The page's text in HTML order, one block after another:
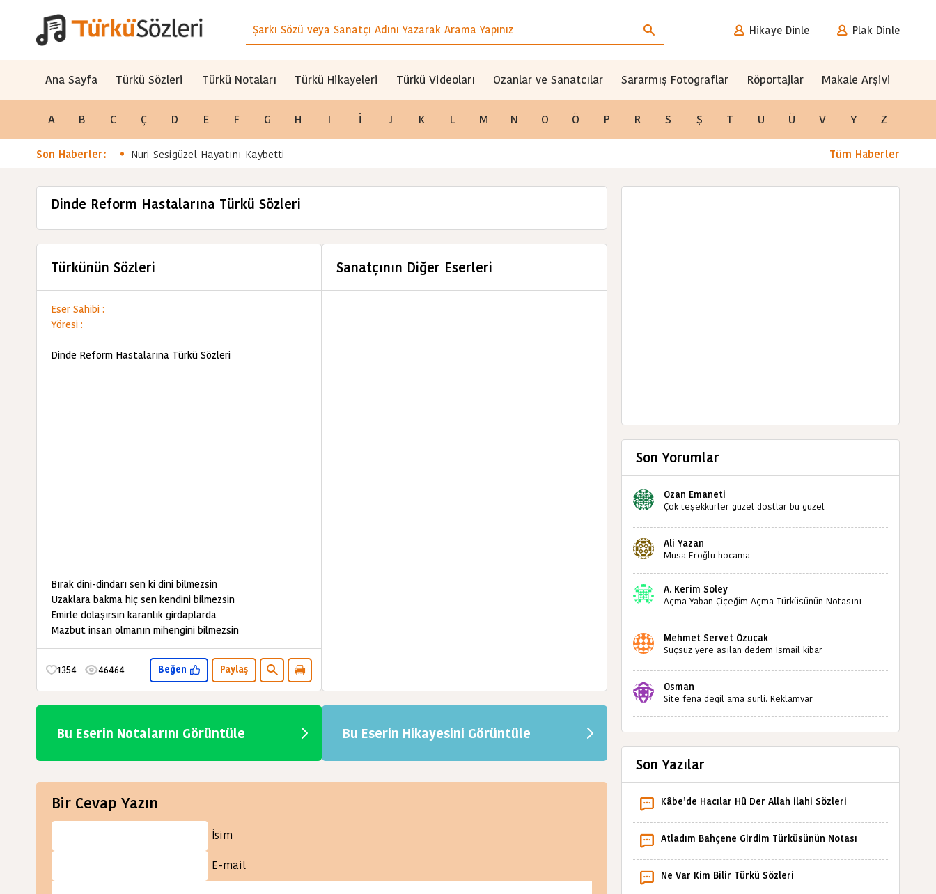
Hikaye Dinle Plak Dinle
Ana Sayfa Türkü Sözleri Türkü Notaları Türkü Hikayeleri Türkü Videoları Ozanlar ve Sanatcılar Sararmış Fotograflar Röportajlar Makale Arşivi
A B C Ç D E F G H I İ J K L M N O Ö P R S Ş T U Ü V Y Z
Son Haberler: Nuri Sesigüzel Hayatını Kaybetti Tüm Haberler
Dinde Reform Hastalarına Türkü Sözleri
Türkünün Sözleri
Eser Sahibi :
Yöresi :
Dinde Reform Hastalarına Türkü Sözleri
Bırak dini-dindarı sen ki dini bilmezsin
Uzaklara bakma hiç sen kendini bilmezsin
Emirle dolaşırsın karanlık girdaplarda
Mazbut insan olmanın mihengini bilmezsin
1354 46464 Beğen Paylaş
Sanatçının Diğer Eserleri
Bu Eserin Notalarını Görüntüle Bu Eserin Hikayesini Görüntüle
Bir Cevap Yazın
İsim
E-mail
Son Yorumlar
Ozan Emaneti
Çok teşekkürler güzel dostlar bu güzel
sizlerin sayesinde türkülerimiz ölmeyecektir tekrar
teşekkürler saygılarımla
Ali Yazan
Musa Eroğlu hocama
A. Kerim Soley
Açma Yaban Çiçeğim Açma Türküsünün Notasını
Bulabilir miyiz ?İlginiz İçin Şimdiden Teşekkürler.
Mehmet Servet Özuçak
Suçsuz yere asılan dedem İsmail kibar
Osman
Site fena degil ama surli. Reklamvar
Son Yazılar
Kâbe’de Hacılar Hû Der Allah ilahi Sözleri
Atladım Bahçene Girdim Türküsünün Notası
Ne Var Kim Bilir Türkü Sözleri